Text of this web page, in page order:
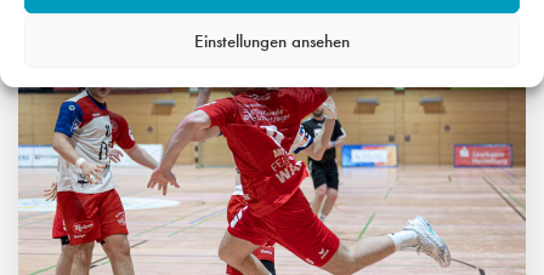
Einstellungen ansehen